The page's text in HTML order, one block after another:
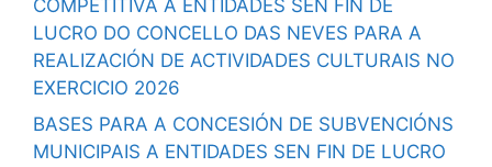
COMPETITIVA A ENTIDADES SEN FIN DE
LUCRO DO CONCELLO DAS NEVES PARA A
REALIZACIÓN DE ACTIVIDADES CULTURAIS NO
EXERCICIO 2026
BASES PARA A CONCESIÓN DE SUBVENCIÓNS
MUNICIPAIS A ENTIDADES SEN FIN DE LUCRO